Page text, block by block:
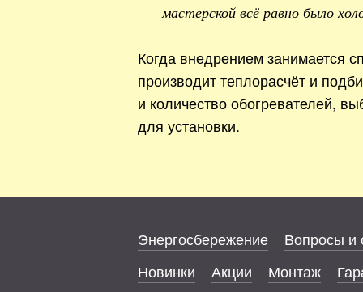
мастерской всё равно было
Когда внедрением занимается
производит теплорасчёт и
и количество обогревателей,
для установки.
Энергосбережение
Вопросы и
Новинки
Акции Монтаж